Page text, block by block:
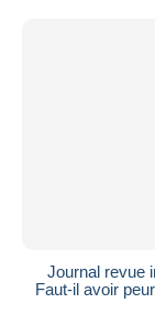
Journal revue
Faut-il avoir